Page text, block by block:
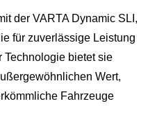
der VARTA Dynamic SLI,
für zuverlässige Leistung
Technologie bietet sie
Wert,
Fahrzeuge